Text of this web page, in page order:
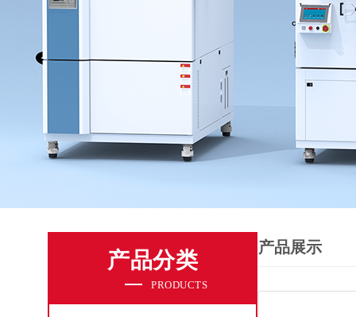
产品分类
PRODUCTS
产品展示